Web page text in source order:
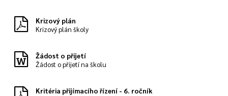
Krizový plán
Krizový plán školy
Žádost o přijetí
Žádost o přijetí na školu
Kritéria přijímacího řízení - 6. ročník